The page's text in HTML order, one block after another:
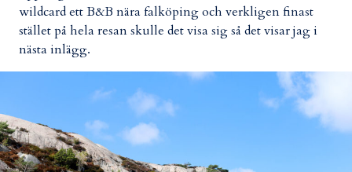
wildcard ett B&B nära falköping och verkligen finast
stället på hela resan skulle det visa sig så det visar jag i
nästa inlägg.